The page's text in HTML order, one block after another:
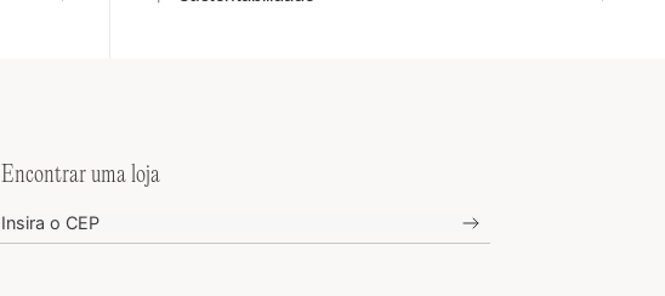
Encontrar uma loja